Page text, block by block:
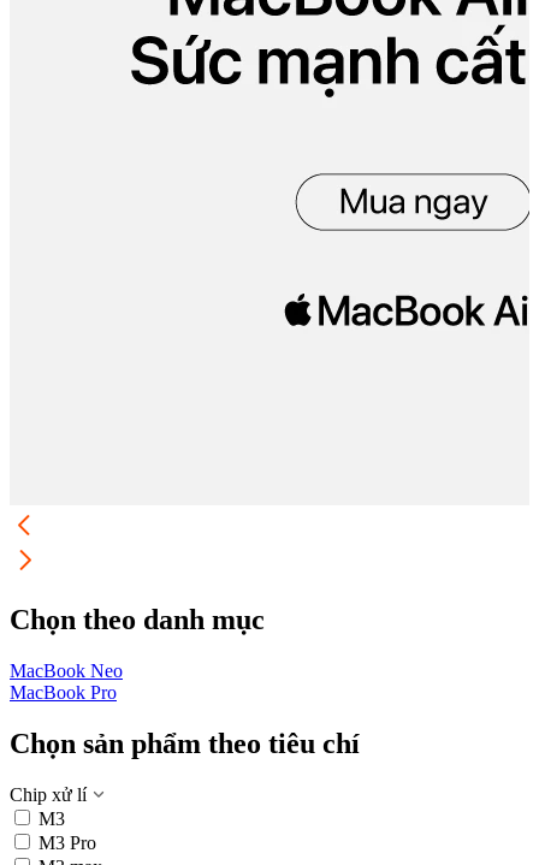
Chọn theo danh mục
MacBook Neo
MacBook Pro
Chọn sản phẩm theo tiêu chí
Chip xử lí
M3
M3 Pro